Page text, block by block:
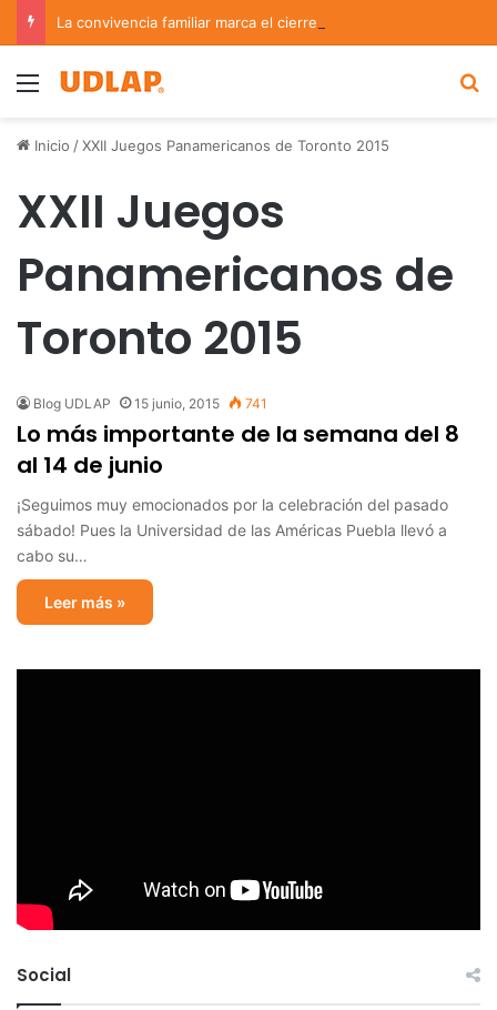
Menu
Inicio /XXII Juegos Panamericanos de Toronto 2015
XXII Juegos
Panamericanos de
Toronto 2015
Blog UDLAP 15 junio, 2015 741
Lo más importante de la semana del 8
al 14 de junio
¡Seguimos muy emocionados por la celebración del pasado
sábado! Pues la Universidad de las Américas Puebla llevó a
cabo su…
Leer más »
Social